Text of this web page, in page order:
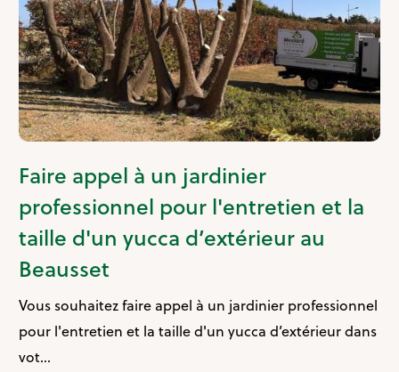
Faire appel à un jardinier
professionnel pour l'entretien et la
taille d'un yucca d’extérieur au
Beausset
Vous souhaitez faire appel à un jardinier professionnel
pour l'entretien et la taille d'un yucca d’extérieur dans
vot...